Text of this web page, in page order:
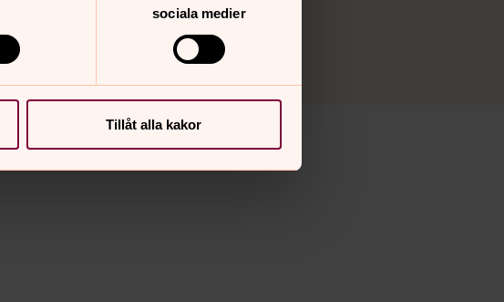
sociala medier
Tillåt alla kakor